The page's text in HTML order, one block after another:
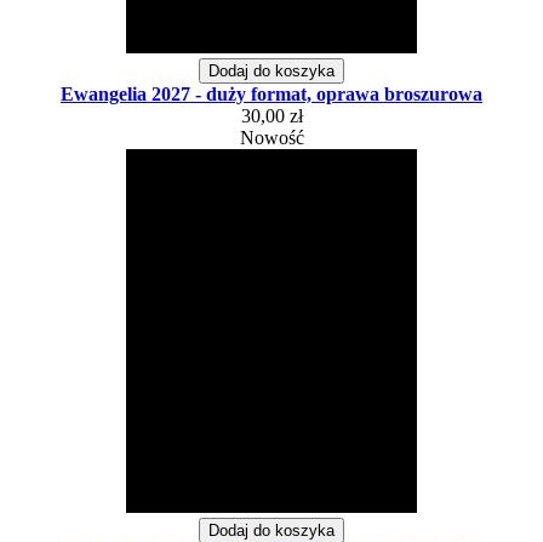
Dodaj do koszyka
Ewangelia 2027 - duży format, oprawa broszurowa
30,00 zł
Nowość
Dodaj do koszyka